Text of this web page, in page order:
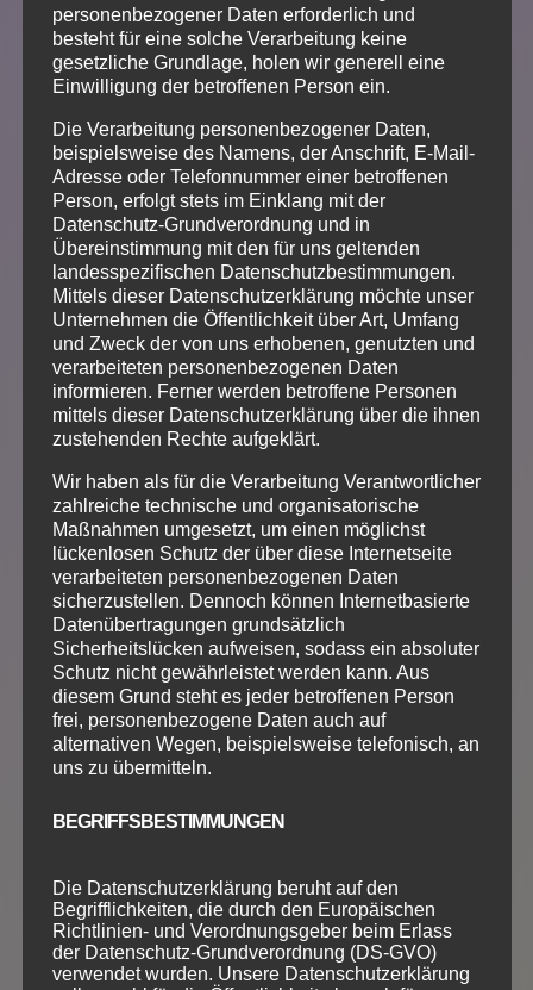
Voraussetzung: Stufe 1
Dauer: 5 x 60 Minuten
ANMELDUNG
TANGO
ARGENTINO
Stufe 3
€70/Person
Starttermin :
Herbst 2025
Dauer: 5 x 60 Minuten
personenbezogener Daten erforderlich und
besteht für eine solche Verarbeitung keine
gesetzliche Grundlage, holen wir generell eine
Einwilligung der betroffenen Person ein.
Die Verarbeitung personenbezogener Daten,
beispielsweise des Namens, der Anschrift, E-Mail-
Adresse oder Telefonnummer einer betroffenen
Person, erfolgt stets im Einklang mit der
Datenschutz-Grundverordnung und in
Übereinstimmung mit den für uns geltenden
landesspezifischen Datenschutzbestimmungen.
Mittels dieser Datenschutzerklärung möchte unser
Unternehmen die Öffentlichkeit über Art, Umfang
und Zweck der von uns erhobenen, genutzten und
verarbeiteten personenbezogenen Daten
informieren. Ferner werden betroffene Personen
mittels dieser Datenschutzerklärung über die ihnen
zustehenden Rechte aufgeklärt.
Wir haben als für die Verarbeitung Verantwortlicher
zahlreiche technische und organisatorische
Maßnahmen umgesetzt, um einen möglichst
lückenlosen Schutz der über diese Internetseite
verarbeiteten personenbezogenen Daten
sicherzustellen. Dennoch können Internetbasierte
Datenübertragungen grundsätzlich
Sicherheitslücken aufweisen, sodass ein absoluter
Schutz nicht gewährleistet werden kann. Aus
diesem Grund steht es jeder betroffenen Person
frei, personenbezogene Daten auch auf
alternativen Wegen, beispielsweise telefonisch, an
uns zu übermitteln.
BEGRIFFSBESTIMMUNGEN
Die Datenschutzerklärung beruht auf den
Begrifflichkeiten, die durch den Europäischen
Richtlinien- und Verordnungsgeber beim Erlass
der Datenschutz-Grundverordnung (DS-GVO)
verwendet wurden. Unsere Datenschutzerklärung